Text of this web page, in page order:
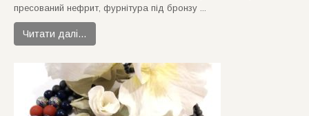
пресований нефрит, фурнiтура пiд бронзу ...
Читати далі…